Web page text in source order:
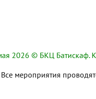
2026 © БКЦ Батискаф.
мероприятия